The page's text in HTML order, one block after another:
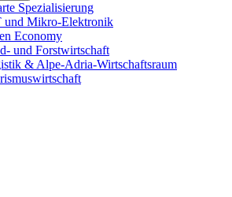
Spezialisierung
und Mikro-Elektronik
Economy
und Forstwirtschaft
& Alpe-Adria-Wirtschaftsraum